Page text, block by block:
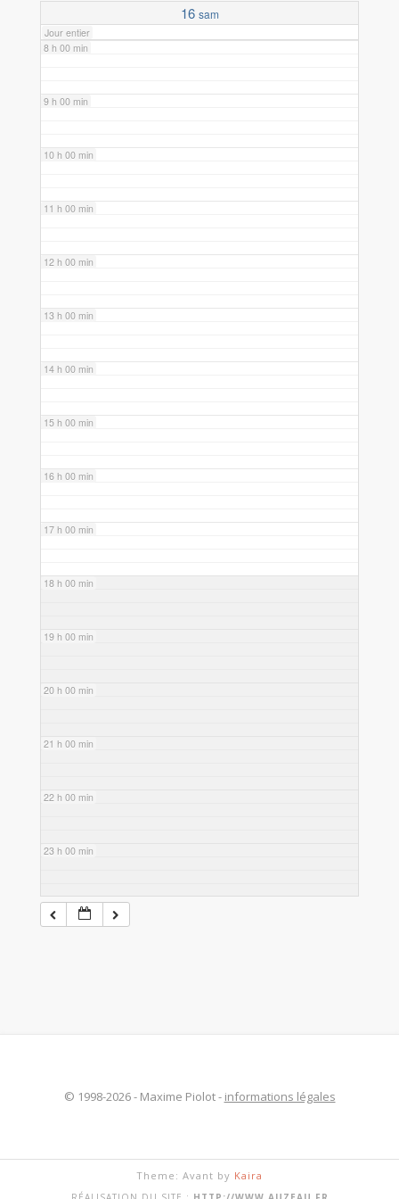
16 sam
Jour entier
8 h 00 min
9 h 00 min
10 h 00 min
11 h 00 min
12 h 00 min
13 h 00 min
14 h 00 min
15 h 00 min
16 h 00 min
17 h 00 min
18 h 00 min
19 h 00 min
20 h 00 min
21 h 00 min
22 h 00 min
23 h 00 min
© 1998-2026 - Maxime Piolot - informations légales
Theme: Avant by Kaira